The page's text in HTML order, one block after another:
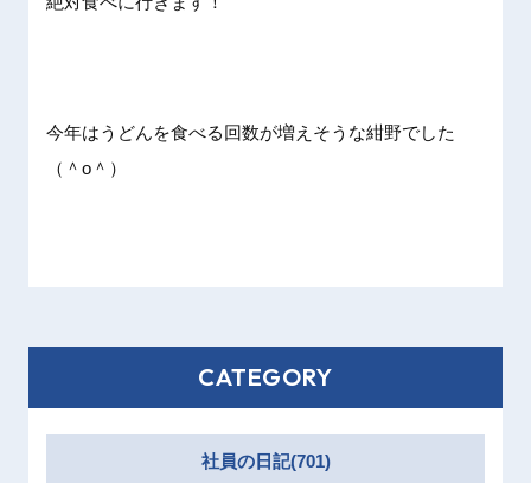
今年はうどんを食べる回数が増えそうな紺野でした
（＾o＾）
CATEGORY
社員の日記(701)